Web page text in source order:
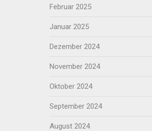
Februar 2025
Januar 2025
Dezember 2024
November 2024
Oktober 2024
September 2024
August 2024